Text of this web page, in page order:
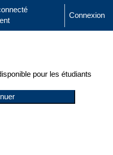
recherche
Connexion
pour les étudiants